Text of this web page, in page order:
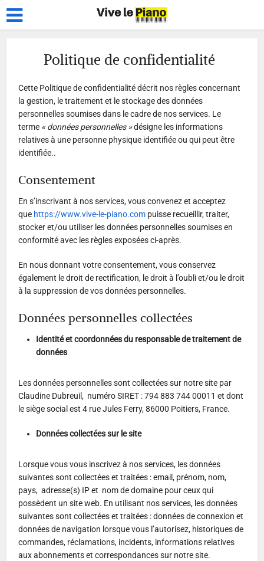
Politique de confidentialité
Cette Politique de confidentialité décrit nos règles concernant
la gestion, le traitement et le stockage des données
personnelles soumises dans le cadre de nos services. Le
terme « données personnelles »désigne les informations
relatives à une personne physique identifiée ou qui peut être
identifiée..
Consentement
En s’inscrivant à nos services, vous convenez et acceptez
que https://www.vive-le-piano.com puisse recueillir, traiter,
stocker et/ou utiliser les données personnelles soumises en
conformité avec les règles exposées ci-après.
En nous donnant votre consentement, vous conservez
également le droit de rectification, le droit à l’oubli et/ou le droit
à la suppression de vos données personnelles.
Données personnelles collectées
Identité et coordonnées du responsable de traitement de
données
Les données personnelles sont collectées sur notre site par
Claudine Dubreuil, numéro SIRET : 794 883 744 00011 et dont
le siège social est 4 rue Jules Ferry, 86000 Poitiers, France.
Données collectées sur le site
Lorsque vous vous inscrivez à nos services, les données
suivantes sont collectées et traitées : email, prénom, nom,
pays, adresse(s) IP et nom de domaine pour ceux qui
possèdent un site web. En utilisant nos services, les données
suivantes sont collectées et traitées : données de connexion et
données de navigation lorsque vous l’autorisez, historiques de
commandes, réclamations, incidents, informations relatives
aux abonnements et correspondances sur notre site.